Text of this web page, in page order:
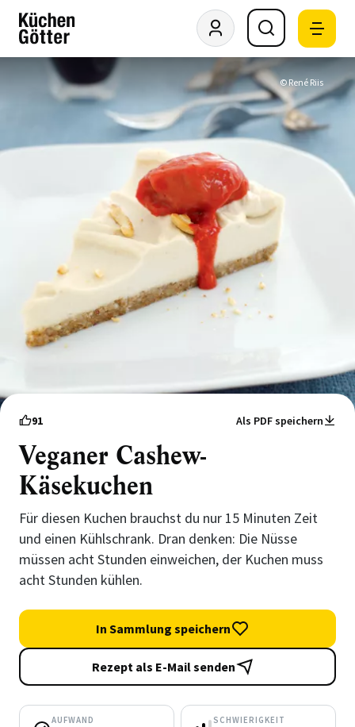
© René Riis
91 Als PDF speichern
Veganer Cashew-
Käsekuchen
Für diesen Kuchen brauchst du nur 15 Minuten Zeit
und einen Kühlschrank. Dran denken: Die Nüsse
müssen acht Stunden einweichen, der Kuchen muss
acht Stunden kühlen.
In Sammlung speichern
Rezept als E-Mail senden
AUFWAND SCHWIERIGKEIT